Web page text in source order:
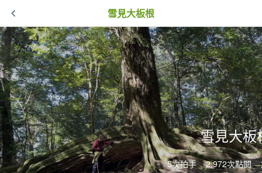
雪見大板根
雪見大板
5次拍手 2,972次點閱